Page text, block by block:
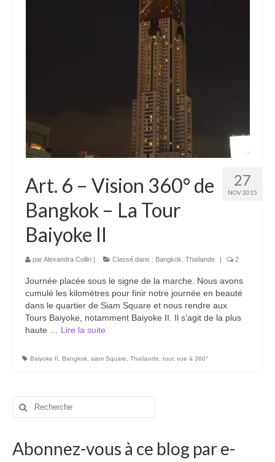
Vietnam
Carte du Vietnam
Vietnam – Infos
Paludisme au Vietnam
Les articles du Vietnam
Cambodge
Carte du Cambodge
Cambodge – Infos
Toutes à l’école
Paludisme au Cambodge
France
27
NOV 2015
Art. 6 – Vision 360° de
Bangkok – La Tour
Baiyoke II
parAlexandra Collin | Classé dans : Bangkok Thaïlande | 2
Journée placée sous le signe de la marche. Nous avons
cumulé les kilomètres pour finir notre journée en beauté
dans le quartier de Siam Square et nous rendre aux
Tours Baiyoke, notamment Baiyoke II. Il s’agit de la plus
haute … Lire la suite­­
Baiyoke II Bangkok siam Square Thaïlande tour, vue à 360°
Rechercher
Abonnez-vous à ce blog par e-